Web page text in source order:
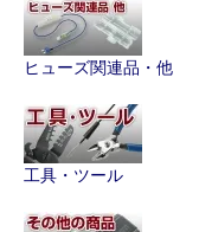
ヒューズ関連品・他
工具・ツール